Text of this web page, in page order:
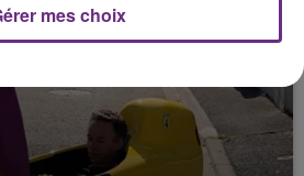
mes choix